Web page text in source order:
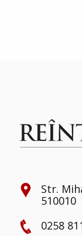
Str.
510010
0258